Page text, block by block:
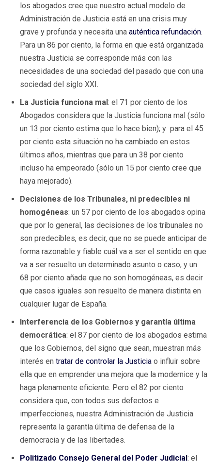
los abogados cree que nuestro actual modelo de
Administración de Justicia está en una crisis muy
grave y profunda y necesita una auténtica refundación.
Para un 86 por ciento, la forma en que está organizada
nuestra Justicia se corresponde más con las
necesidades de una sociedad del pasado que con una
sociedad del siglo XXI.
La Justicia funciona mal: el 71 por ciento de los
Abogados considera que la Justicia funciona mal (sólo
un 13 por ciento estima que lo hace bien); y para el 45
por ciento esta situación no ha cambiado en estos
últimos años, mientras que para un 38 por ciento
incluso ha empeorado (sólo un 15 por ciento cree que
haya mejorado).
Decisiones de los Tribunales, ni predecibles ni
homogéneas: un 57 por ciento de los abogados opina
que por lo general, las decisiones de los tribunales no
son predecibles, es decir, que no se puede anticipar de
forma razonable y fiable cuál va a ser el sentido en que
va a ser resuelto un determinado asunto o caso, y un
68 por ciento añade que no son homogéneas, es decir
que casos iguales son resuelto de manera distinta en
cualquier lugar de España.
Interferencia de los Gobiernos y garantía última
democrática: el 87 por ciento de los abogados estima
que los Gobiernos, del signo que sean, muestran más
interés en tratar de controlar la Justicia o influir sobre
ella que en emprender una mejora que la modernice y la
haga plenamente eficiente. Pero el 82 por ciento
considera que, con todos sus defectos e
imperfecciones, nuestra Administración de Justicia
representa la garantía última de defensa de la
democracia y de las libertades.
Politizado Consejo General del Poder Judicial: el